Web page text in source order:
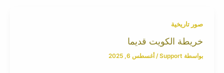
صور تاريخية
خريطة الكويت قديما
بواسطة Support
/ أغسطس 6, 2025